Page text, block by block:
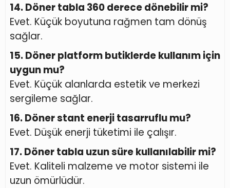
14. Döner tabla 360 derece dönebilir mi?
Evet. Küçük boyutuna rağmen tam dönüş
sağlar.
15. Döner platform butiklerde kullanım için
uygun mu?
Evet. Küçük alanlarda estetik ve merkezi
sergileme sağlar.
16. Döner stant enerji tasarruflu mu?
Evet. Düşük enerji tüketimi ile çalışır.
17. Döner tabla uzun süre kullanılabilir mi?
Evet. Kaliteli malzeme ve motor sistemi ile
uzun ömürlüdür.